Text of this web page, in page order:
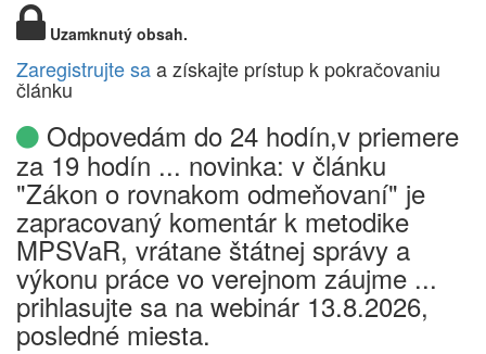
Uzamknutý obsah.
Zaregistrujte saa získajte prístup k pokračovaniu
článku
Odpovedám do 24 hodín,v priemere
za 19 hodín ... novinka: v článku
"Zákon o rovnakom odmeňovaní" je
zapracovaný komentár k metodike
MPSVaR, vrátane štátnej správy a
výkonu práce vo verejnom záujme ...
prihlasujte sa na webinár 13.8.2026,
posledné miesta.